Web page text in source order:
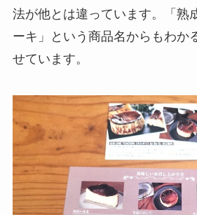
法が他とは違っています。「熟
ーキ」という商品名からもわか
せています。